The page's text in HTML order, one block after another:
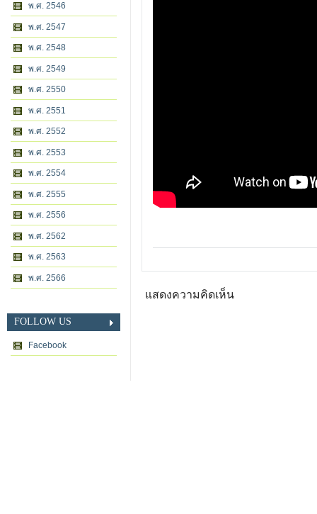
พ.ศ. 2546
พ.ศ. 2547
พ.ศ. 2548
พ.ศ. 2549
พ.ศ. 2550
พ.ศ. 2551
พ.ศ. 2552
พ.ศ. 2553
พ.ศ. 2554
พ.ศ. 2555
พ.ศ. 2556
พ.ศ. 2562
พ.ศ. 2563
พ.ศ. 2566
FOLLOW US
Facebook
แสดงความคิดเห็น